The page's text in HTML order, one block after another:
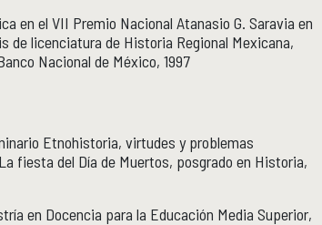
en el VII Premio Nacional Atanasio G. Saravia en
de licenciatura de Historia Regional Mexicana,
Nacional de México, 1997
Etnohistoria, virtudes y problemas
fiesta del Día de Muertos, posgrado en Historia,
en Docencia para la Educación Media Superior,